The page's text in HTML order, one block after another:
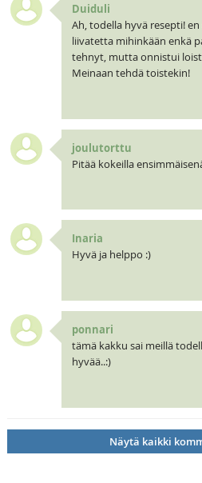
Duiduli
Ah, todella hyvä resepti!
liivatetta mihinkään enkä
tehnyt, mutta onnistui
Meinaan tehdä toistekin!
joulutorttu
Pitää kokeilla
Inaria
Hyvä ja helppo :)
ponnari
tämä kakku sai meillä
hyvää..:)
Näytä kaikki